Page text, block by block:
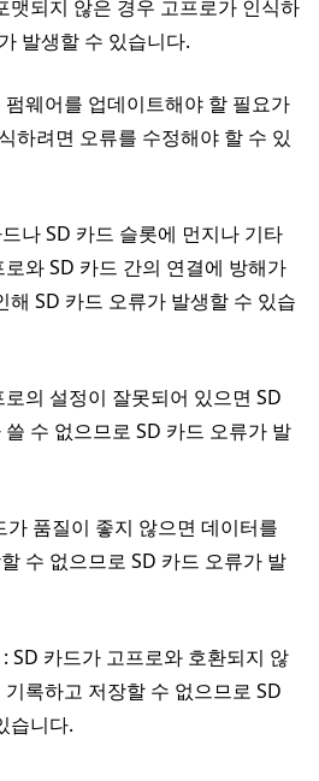
맷되지 않은 경우 고프로가 인식하
발생할 수 있습니다.
펌웨어를 업데이트해야 할 필요가
하려면 오류를 수정해야 할 수 있
나 SD 카드 슬롯에 먼지나 기타
와 SD 카드 간의 연결에 방해가
해 SD 카드 오류가 발생할 수 있습
로의 설정이 잘못되어 있으면 SD
수 없으므로 SD 카드 오류가 발
가 품질이 좋지 않으면 데이터를
수 없으므로 SD 카드 오류가 발
: SD 카드가 고프로와 호환되지 않
록하고 저장할 수 없으므로 SD
습니다.